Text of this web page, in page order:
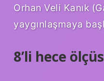
Orhan Veli Kanık
yaygınlaşmaya
8’li hece